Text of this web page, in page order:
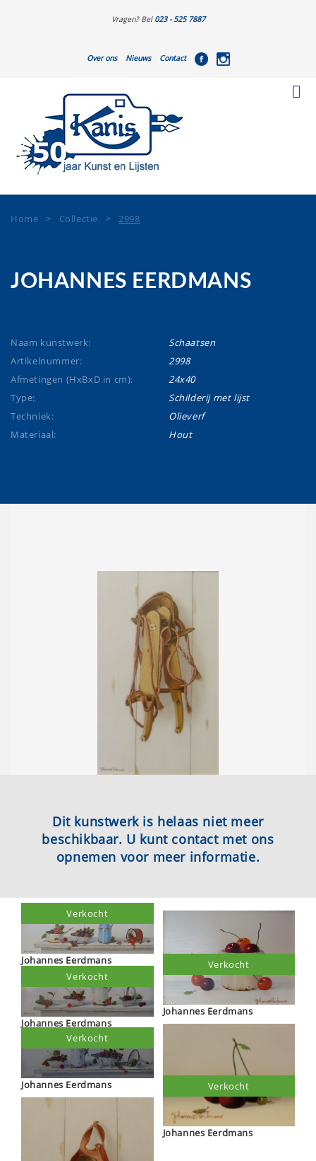
Vragen? Bel 023 - 525 7887
Over ons Nieuws Contact
Home > Collectie >2998
JOHANNES EERDMANS
Naam kunstwerk:
Schaatsen
Artikelnummer:
2998
Afmetingen (HxBxD in cm):
24x40
Type:
Schilderij met lijst
Techniek:
Olieverf
Materiaal:
Hout
Dit kunstwerk is helaas niet meer
beschikbaar. U kunt contact met ons
opnemen voor meer informatie.
Johannes Eerdmans
Verkocht
Johannes Eerdmans
Verkocht
Johannes Eerdmans
Verkocht
Johannes Eerdmans
Verkocht
Johannes Eerdmans
Verkocht